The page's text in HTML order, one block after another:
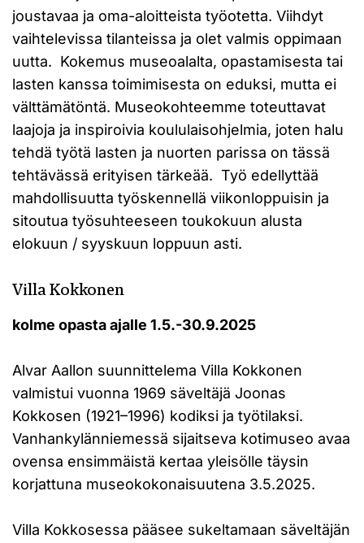
joustavaa ja oma-aloitteista työotetta. Viihdyt
vaihtelevissa tilanteissa ja olet valmis oppimaan
uutta. Kokemus museoalalta, opastamisesta tai
lasten kanssa toimimisesta on eduksi, mutta ei
välttämätöntä. Museokohteemme toteuttavat
laajoja ja inspiroivia koululaisohjelmia, joten halu
tehdä työtä lasten ja nuorten parissa on tässä
tehtävässä erityisen tärkeää. Työ edellyttää
mahdollisuutta työskennellä viikonloppuisin ja
sitoutua työsuhteeseen toukokuun alusta
elokuun / syyskuun loppuun asti.
Villa Kokkonen
kolme opasta ajalle 1.5.-30.9.2025
Alvar Aallon suunnittelema Villa Kokkonen
valmistui vuonna 1969 säveltäjä Joonas
Kokkosen (1921–1996) kodiksi ja työtilaksi.
Vanhankylänniemessä sijaitseva kotimuseo avaa
ovensa ensimmäistä kertaa yleisölle täysin
korjattuna museokokonaisuutena 3.5.2025.
Villa Kokkosessa pääsee sukeltamaan säveltäjän